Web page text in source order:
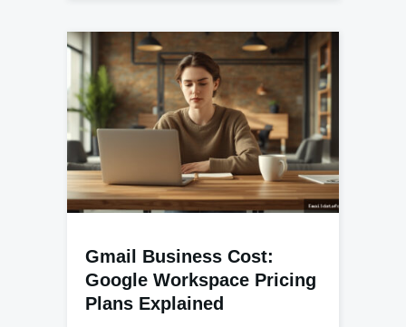
Gmail Business Cost:
Google Workspace Pricing
Plans Explained